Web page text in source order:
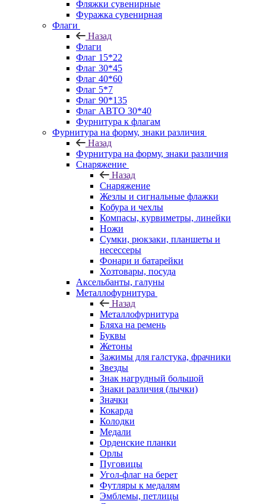
Фляжки сувенирные
Фуражка сувенирная
Флаги
Назад
Флаги
Флаг 15*22
Флаг 30*45
Флаг 40*60
Флаг 5*7
Флаг 90*135
Флаг АВТО 30*40
Фурнитура к флагам
Фурнитура на форму, знаки различия
Назад
Фурнитура на форму, знаки различия
Снаряжение
Назад
Снаряжение
Жезлы и сигнальные флажки
Кобура и чехлы
Компасы, курвиметры, линейки
Ножи
Сумки, рюкзаки, планшеты и
несессеры
Фонари и батарейки
Хозтовары, посуда
Аксельбанты, галуны
Металлофурнитура
Назад
Металлофурнитура
Бляха на ремень
Буквы
Жетоны
Зажимы для галстука, фрачники
Звезды
Знак нагрудный большой
Знаки различия (лычки)
Значки
Кокарда
Колодки
Медали
Орденские планки
Орлы
Пуговицы
Угол-флаг на берет
Футляры к медалям
Эмблемы, петлицы